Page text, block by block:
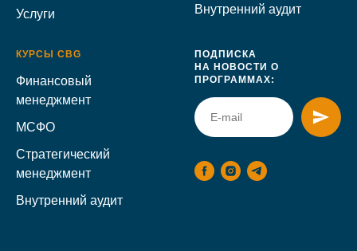
Услуги
Внутренний аудит
КУРСЫ CBG
Финансовый
менеджмент
МСФО
Стратегический
менеджмент
Внутренний аудит
ПОДПИСКА
НА НОВОСТИ О
ПРОГРАММАХ: